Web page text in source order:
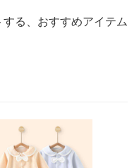
る、おすすめアイテム